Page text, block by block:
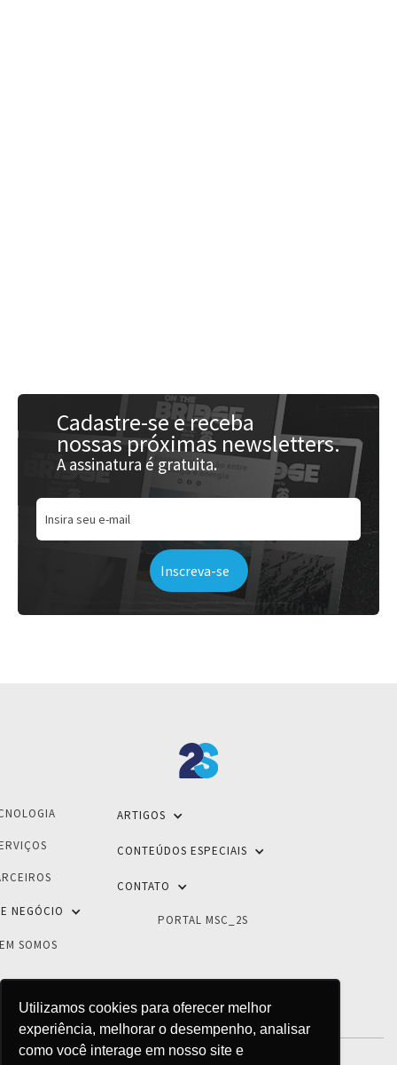
Utilizamos cookies para oferecer melhor
experiência, melhorar o desempenho, analisar
como você interage em nosso site e
Cadastre-se e receba
nossas próximas newsletters.
A assinatura é gratuita.
NEGÓCIO
SOMOS
ARTIGOS
CONTEÚDOS ESPECIAIS
CONTATO
PORTAL MSC_2S